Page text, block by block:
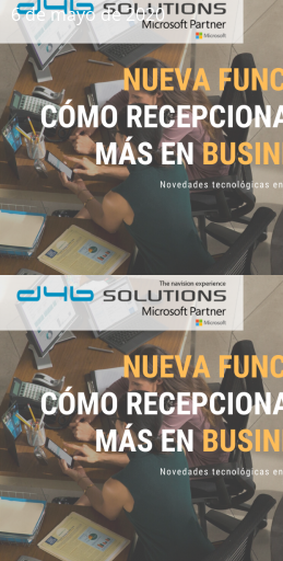
6 de mayo de 2020